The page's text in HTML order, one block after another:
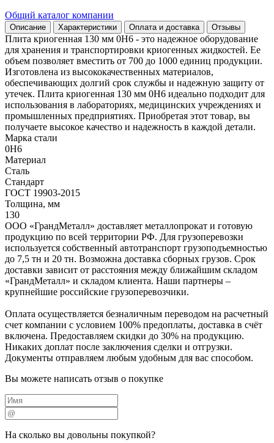
Общий каталог компании
Описание Характеристики Оплата и доставка Отзывы
Плита криогенная 130 мм 0Н6 - это надежное оборудование
для хранения и транспортировки криогенных жидкостей. Ее
объем позволяет вместить от 700 до 1000 единиц продукции.
Изготовлена из высококачественных материалов,
обеспечивающих долгий срок службы и надежную защиту от
утечек. Плита криогенная 130 мм 0Н6 идеально подходит для
использования в лабораториях, медицинских учреждениях и
промышленных предприятиях. Приобретая этот товар, вы
получаете высокое качество и надежность в каждой детали.
Марка стали
0Н6
Материал
Сталь
Стандарт
ГОСТ 19903-2015
Толщина, мм
130
ООО «ГрандМеталл» доставляет металлопрокат и готовую
продукцию по всей территории РФ. Для грузоперевозки
используется собственный автотранспорт грузоподъемностью
до 7,5 тн и 20 тн. Возможна доставка сборных грузов. Срок
доставки зависит от расстояния между ближайшим складом
«ГрандМеталл» и складом клиента. Наши партнеры –
крупнейшие российские грузоперевозчики.
Оплата осуществляется безналичным переводом на расчетный
счет компании с условием 100% предоплаты, доставка в счёт
включена. Предоставляем скидки до 30% на продукцию.
Никаких доплат после заключения сделки и отгрузки.
Документы отправляем любым удобным для вас способом.
Вы можете написать отзыв о покупке
На сколько вы довольны покупкой?